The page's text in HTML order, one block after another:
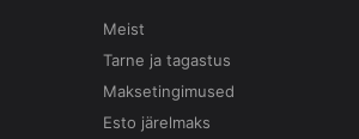
Meist
Tarne ja tagastus
Maksetingimused
Esto järelmaks